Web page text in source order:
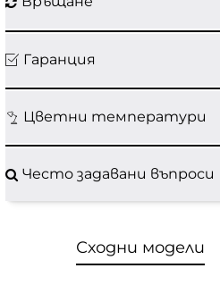
Гаранция
Цветни температури
Често задавани въпроси
Сходни модели